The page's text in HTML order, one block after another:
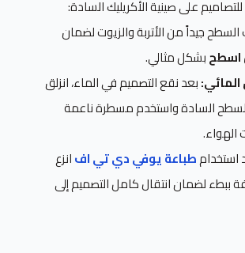
على صينية الأكريليك السادة:
جيداً من الأتربة والزيوت لضمان
اسطحبشكل مثالي.
بعد نقع التصميم في الماء، انزلق
السادة واستخدم مسطرة ناعمة
الهواء.
استخدامطباعة يوفي دي تي افانزع
ببطء لضمان انتقال كامل التصميم إلى